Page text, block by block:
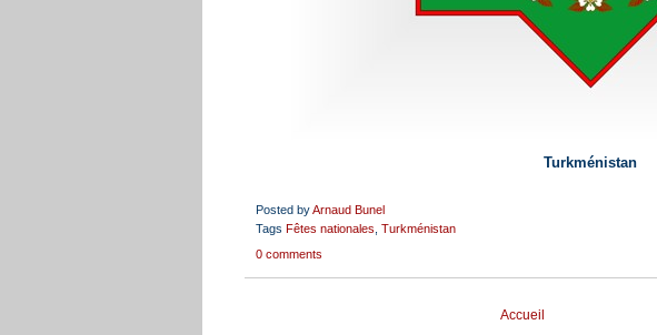
Turkménistan
Posted byArnaud Bunel
Tags Fêtes nationales Turkménistan
0 comments
Accueil